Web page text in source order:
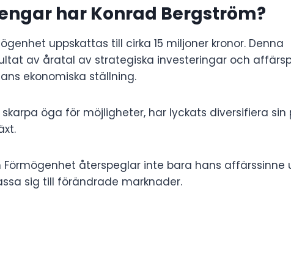
har Konrad Bergström?
uppskattas till cirka 15 miljoner kronor. Denna
av åratal av strategiska investeringar och
ekonomiska ställning.
öga för möjligheter, har lyckats diversifiera sin
Förmögenhet återspeglar inte bara hans affärssinne
sig till förändrade marknader.